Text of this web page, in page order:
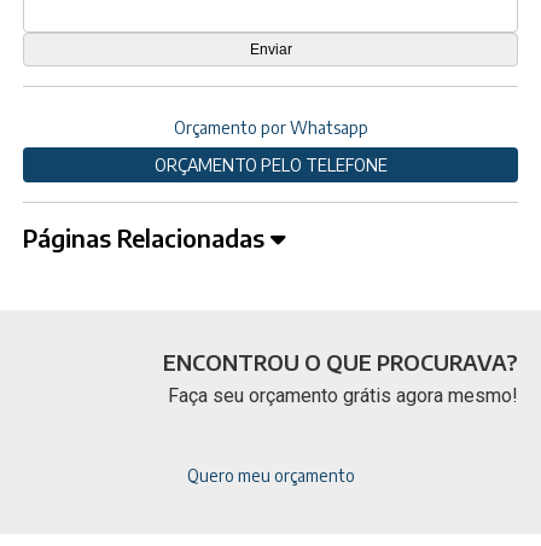
Orçamento por Whatsapp
ORÇAMENTO PELO TELEFONE
Páginas Relacionadas
ENCONTROU O QUE PROCURAVA?
Faça seu orçamento grátis agora mesmo!
Quero meu orçamento